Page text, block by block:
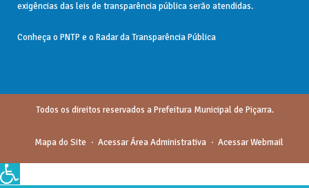
exigências das leis de transparência públicaserão atendidas.
Conheça o PNTP e o Radar da Transparência Pública
Todos os direitos reservados a Prefeitura Municipal de Piçarra.
Mapa do Site Acessar Área Administrativa Acessar Webmail